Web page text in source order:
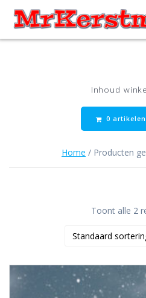
de
Inhoud
0
Home / Producten
Toont alle 2